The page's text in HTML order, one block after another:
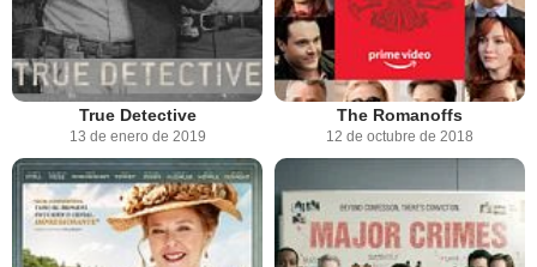
True Detective
13 de enero de 2019
The Romanoffs
12 de octubre de 2018